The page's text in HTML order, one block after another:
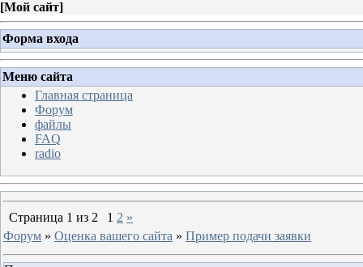
[Мой сайт]
Форма входа
Меню сайта
Главная страница
Форум
файлы
FAQ
radio
Страница 1 из 2 1 2 »
Форум » Оценка вашего сайта » Пример подачи заявки